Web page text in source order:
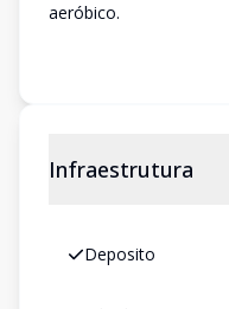
aeróbico.
Infraestrutura
Deposito